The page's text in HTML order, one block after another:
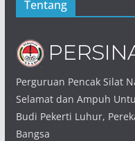
Tentang
Perguruan Pencak Silat
Selamat dan Ampuh
Budi Pekerti Luhur,
Bangsa